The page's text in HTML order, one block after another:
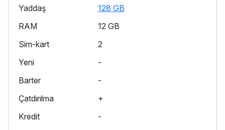
Yaddaş
128 GB
RAM
12 GB
Sim-kart
2
Yeni
-
Barter
-
Çatdırılma
+
Kredit
-